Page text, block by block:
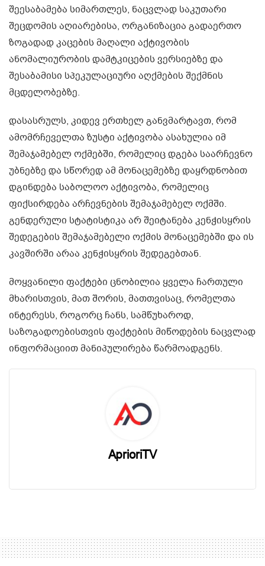
შეესაბამება სიმართლეს, ნაცვლად საკუთარი
შეცდომის აღიარებისა, ორგანიზაცია გადაერთო
ზოგადად კაცების მაღალი აქტივობის
ანომალიურობის დამტკიცების ვერსიებზე და
შესაბამისი სპეკულაციური აღქმების შექმნის
მცდელობებზე.
დასასრულს, კიდევ ერთხელ განვმარტავთ, რომ
ამომრჩეველთა ზუსტი აქტივობა ასახულია იმ
შემაჯამებელ ოქმებში, რომელიც დგება საარჩევნო
უბნებზე და სწორედ ამ მონაცემებზე დაყრდნობით
დგინდება საბოლოო აქტივობა, რომელიც
ფიქსირდება არჩევნების შემაჯამებელ ოქმში.
გენდერული სტატისტიკა არ შეიტანება კენჭისყრის
შედეგების შემაჯამებელი ოქმის მონაცემებში და ის
კავშირში არაა კენჭისყრის შედეგებთან.
მოყვანილი ფაქტები ცნობილია ყველა ჩართული
მხარისთვის, მათ შორის, მათთვისაც, რომელთა
ინტერესს, როგორც ჩანს, სამწუხაროდ,
საზოგადოებისთვის ფაქტების მიწოდების ნაცვლად
ინფორმაციით მანიპულირება წარმოადგენს.
AprioriTV